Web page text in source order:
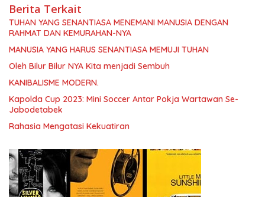
Berita Terkait
TUHAN YANG SENANTIASA MENEMANI MANUSIA DENGAN
RAHMAT DAN KEMURAHAN-NYA
MANUSIA YANG HARUS SENANTIASA MEMUJI TUHAN
Oleh Bilur Bilur NYA Kita menjadi Sembuh
KANIBALISME MODERN.
Kapolda Cup 2023: Mini Soccer Antar Pokja Wartawan Se-
Jabodetabek
Rahasia Mengatasi Kekuatiran